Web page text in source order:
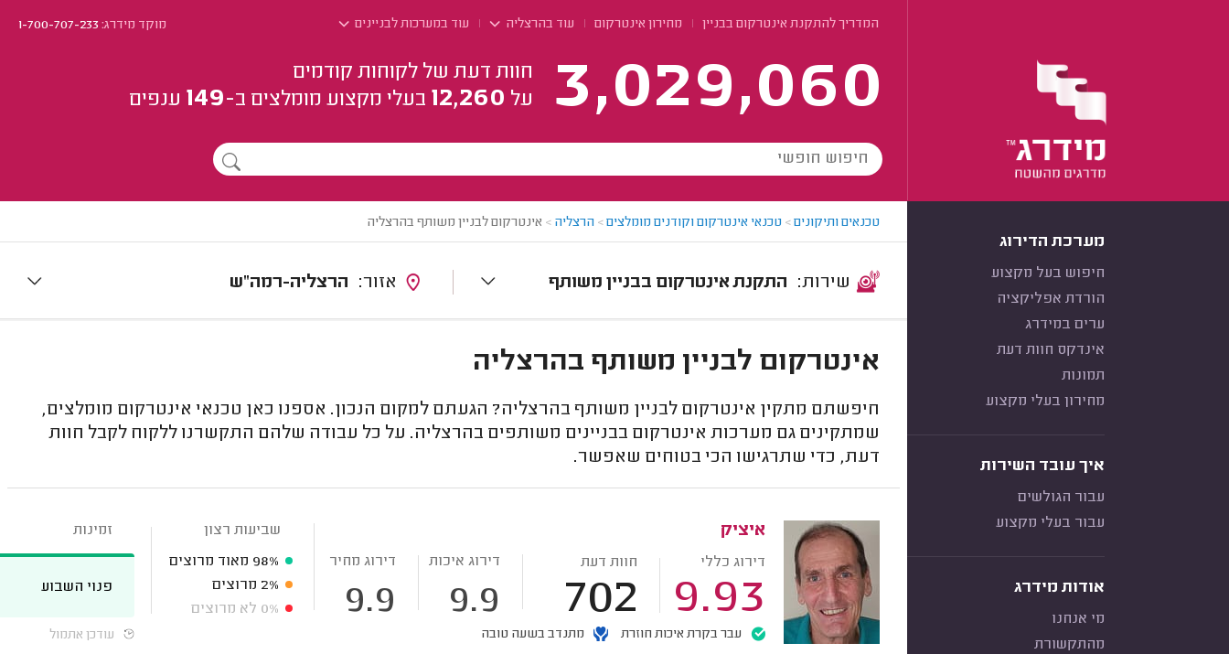
המדריך להתקנת אינטרקום בבניין מחירון אינטרקום עוד בהרצליה עוד במערכות לבניינים מוקד מידרג:1-700-707-233
3,029,060
חוות דעת של לקוחות קודמים
על 12,260 בעלי מקצוע מומלצים ב-149 ענפים
מערכת הדירוג
חיפוש בעל מקצוע
הורדת אפליקציה
ערים במידרג
אינדקס חוות דעת
תמונות
מחירון בעלי מקצוע
איך עובד השירות
עבור הגולשים
עבור בעלי מקצוע
אודות מידרג
מי אנחנו
מהתקשורת
טכנאים ותיקונים> טכנאי אינטרקום וקודנים מומלצים> הרצליה > אינטרקום לבניין משותף בהרצליה
התקנת אינטרקום בבניין משותף הרצליה-רמה"ש
אינטרקום לבניין משותף בהרצליה
חיפשתם מתקין אינטרקום לבניין משותף בהרצליה? הגעתם למקום הנכון. אספנו כאן טכנאי אינטרקום מומלצים,
שמתקינים גם מערכות אינטרקום בבניינים משותפים בהרצליה. על כל עבודה שלהם התקשרנו ללקוח לקבל חוות
דעת, כדי שתרגישו הכי בטוחים שאפשר.
איציק
דירוג כללי
9.93
חוות דעת
702
דירוג איכות
9.9
דירוג מחיר
9.9
עבר בקרת איכות חוזרת מתנדב בשעה טובה
שביעות רצון
98% מאוד מרוצים
2% מרוצים
0% לא מרוצים
זמינות
פנוי השבוע
עודכן אתמול